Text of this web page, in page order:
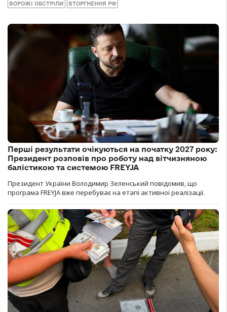
ВОРОЖІ ОБСТРІЛИ ВТОРГНЕННЯ РФ
Перші результати очікуються на початку 2027 року:
Президент розповів про роботу над вітчизняною
балістикою та системою FREYJA
Президент України Володимир Зеленський повідомив, що
програма FREYJA вже перебуває на етапі активної реалізації.